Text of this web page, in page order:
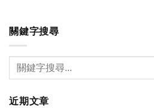
關鍵字搜尋
近期文章